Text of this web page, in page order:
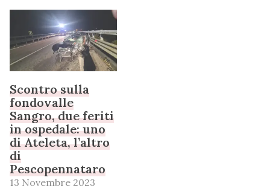
Scontro sulla
fondovalle
Sangro, due feriti
in ospedale: uno
di Ateleta, l’altro
di
Pescopennataro
13 Novembre 2023